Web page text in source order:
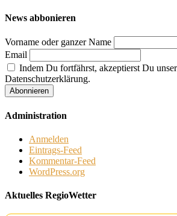
News abbonieren
Vorname oder ganzer Name
Email
Indem Du fortfährst, akzeptierst Du
Datenschutzerklärung.
Administration
Anmelden
Eintrags-Feed
Kommentar-Feed
WordPress.org
Aktuelles RegioWetter